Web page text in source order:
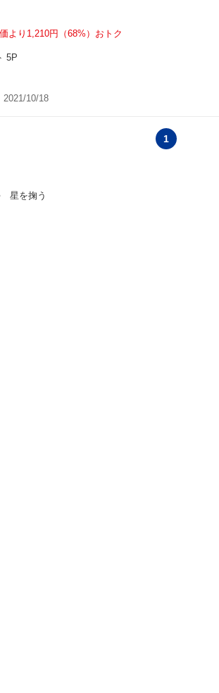
より1,210円（68%）おトク
5P
2021/10/18
1
星を掬う